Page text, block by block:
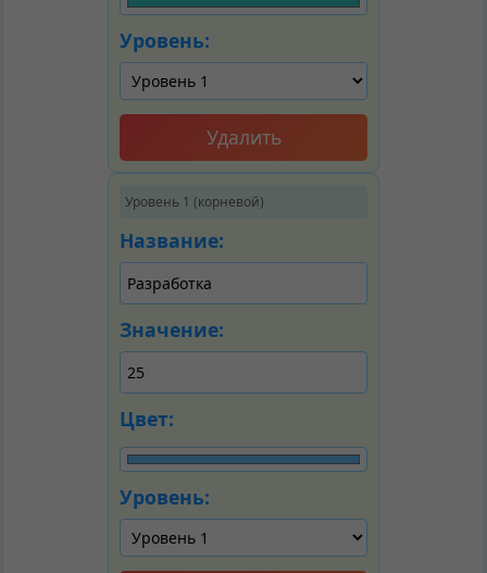
Уровень:
Удалить
Уровень 1 (корневой)
Название:
Значение:
Цвет:
Уровень: